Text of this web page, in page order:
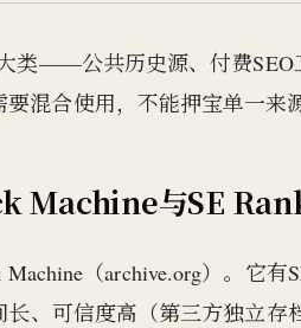
类——公共历史源、付费
混合使用，不能押宝单一来源
Machine与SE
（archive.org）。它
长、可信度高（第三方独立